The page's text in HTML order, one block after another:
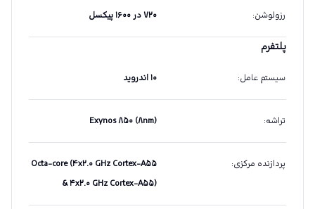
رزولوشن: ۷۲۰ در ۱۶۰۰ پیکسل
پلتفرم
سیستم عامل: ۱۰ اندروید
تراشه: Exynos ۸۵۰ (۸nm)
پردازنده مرکزی:
Octa-core (۴x۲.۰ GHz Cortex-A۵۵
& ۴x۲.۰ GHz Cortex-A۵۵)